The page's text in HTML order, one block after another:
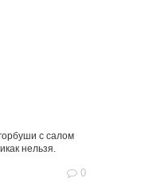
с салом
нельзя.
0